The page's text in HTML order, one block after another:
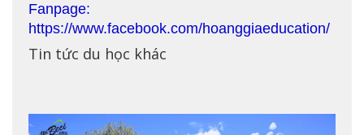
Fanpage:
https://www.facebook.com/hoanggiaeducation/
Tin tức du học khác